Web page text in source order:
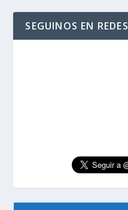
SEGUINOS EN REDES